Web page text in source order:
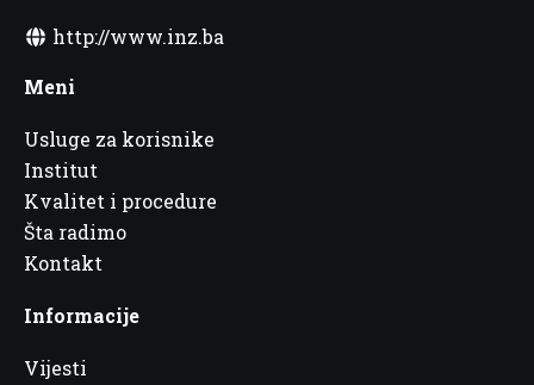
http://www.inz.ba
Meni
Usluge za korisnike
Institut
Kvalitet i procedure
Šta radimo
Kontakt
Informacije
Vijesti